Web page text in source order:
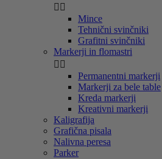
 
Mince
Tehnični svinčniki
Grafitni svinčniki
Markerji in flomastri
 
Permanentni markerji
Markerji za bele table
Kreda markerji
Kreativni markerji
Kaligrafija
Grafična pisala
Nalivna peresa
Parker